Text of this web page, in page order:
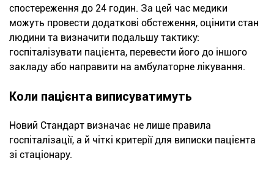
спостереження до 24 годин. За цей час медики
можуть провести додаткові обстеження, оцінити стан
людини та визначити подальшу тактику:
госпіталізувати пацієнта, перевести його до іншого
закладу або направити на амбулаторне лікування.
Коли пацієнта виписуватимуть
Новий Стандарт визначає не лише правила
госпіталізації, а й чіткі критерії для виписки пацієнта
зі стаціонару.